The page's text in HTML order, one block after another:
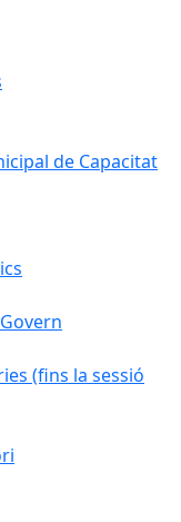
de Capacitat
(fins la sessió